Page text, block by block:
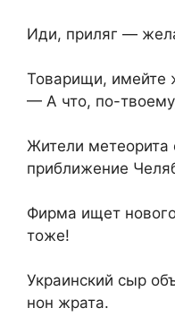
Иди, приляг —
Товарищи, имейте
— А что, по-
Жители
приближение
Фирма ищет
тоже!
Украинский сыр
нон жрата.